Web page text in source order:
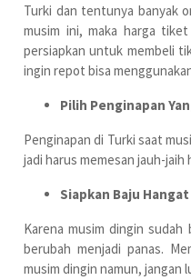
Turki dan tentunya banyak
musim ini, maka harga
persiapkan untuk membeli
ingin repot bisa
Pilih Penginapan
Penginapan di Turki saat
jadi harus memesan jauh-jaih
Siapkan Baju Hangat
Karena musim dingin
berubah menjadi panas.
musim dingin namun, jangan